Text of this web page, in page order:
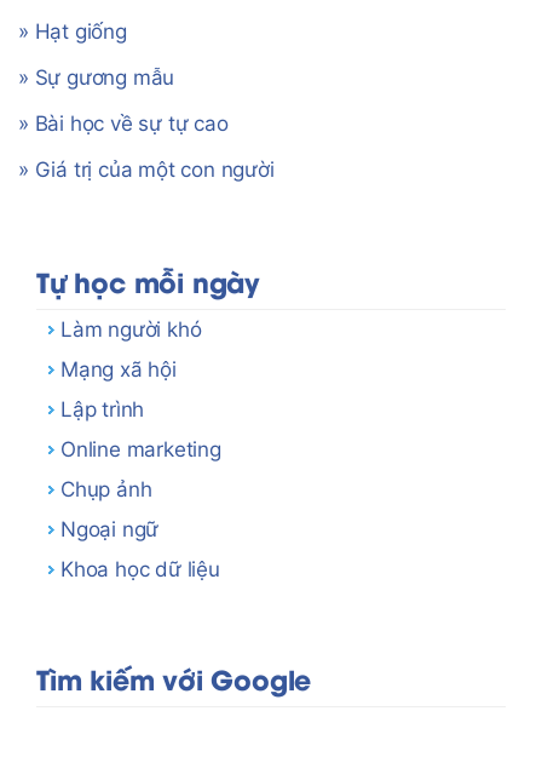
» Hạt giống
» Sự gương mẫu
» Bài học về sự tự cao
» Giá trị của một con người
Tự học mỗi ngày
Làm người khó
Mạng xã hội
Lập trình
Online marketing
Chụp ảnh
Ngoại ngữ
Khoa học dữ liệu
Tìm kiếm với Google